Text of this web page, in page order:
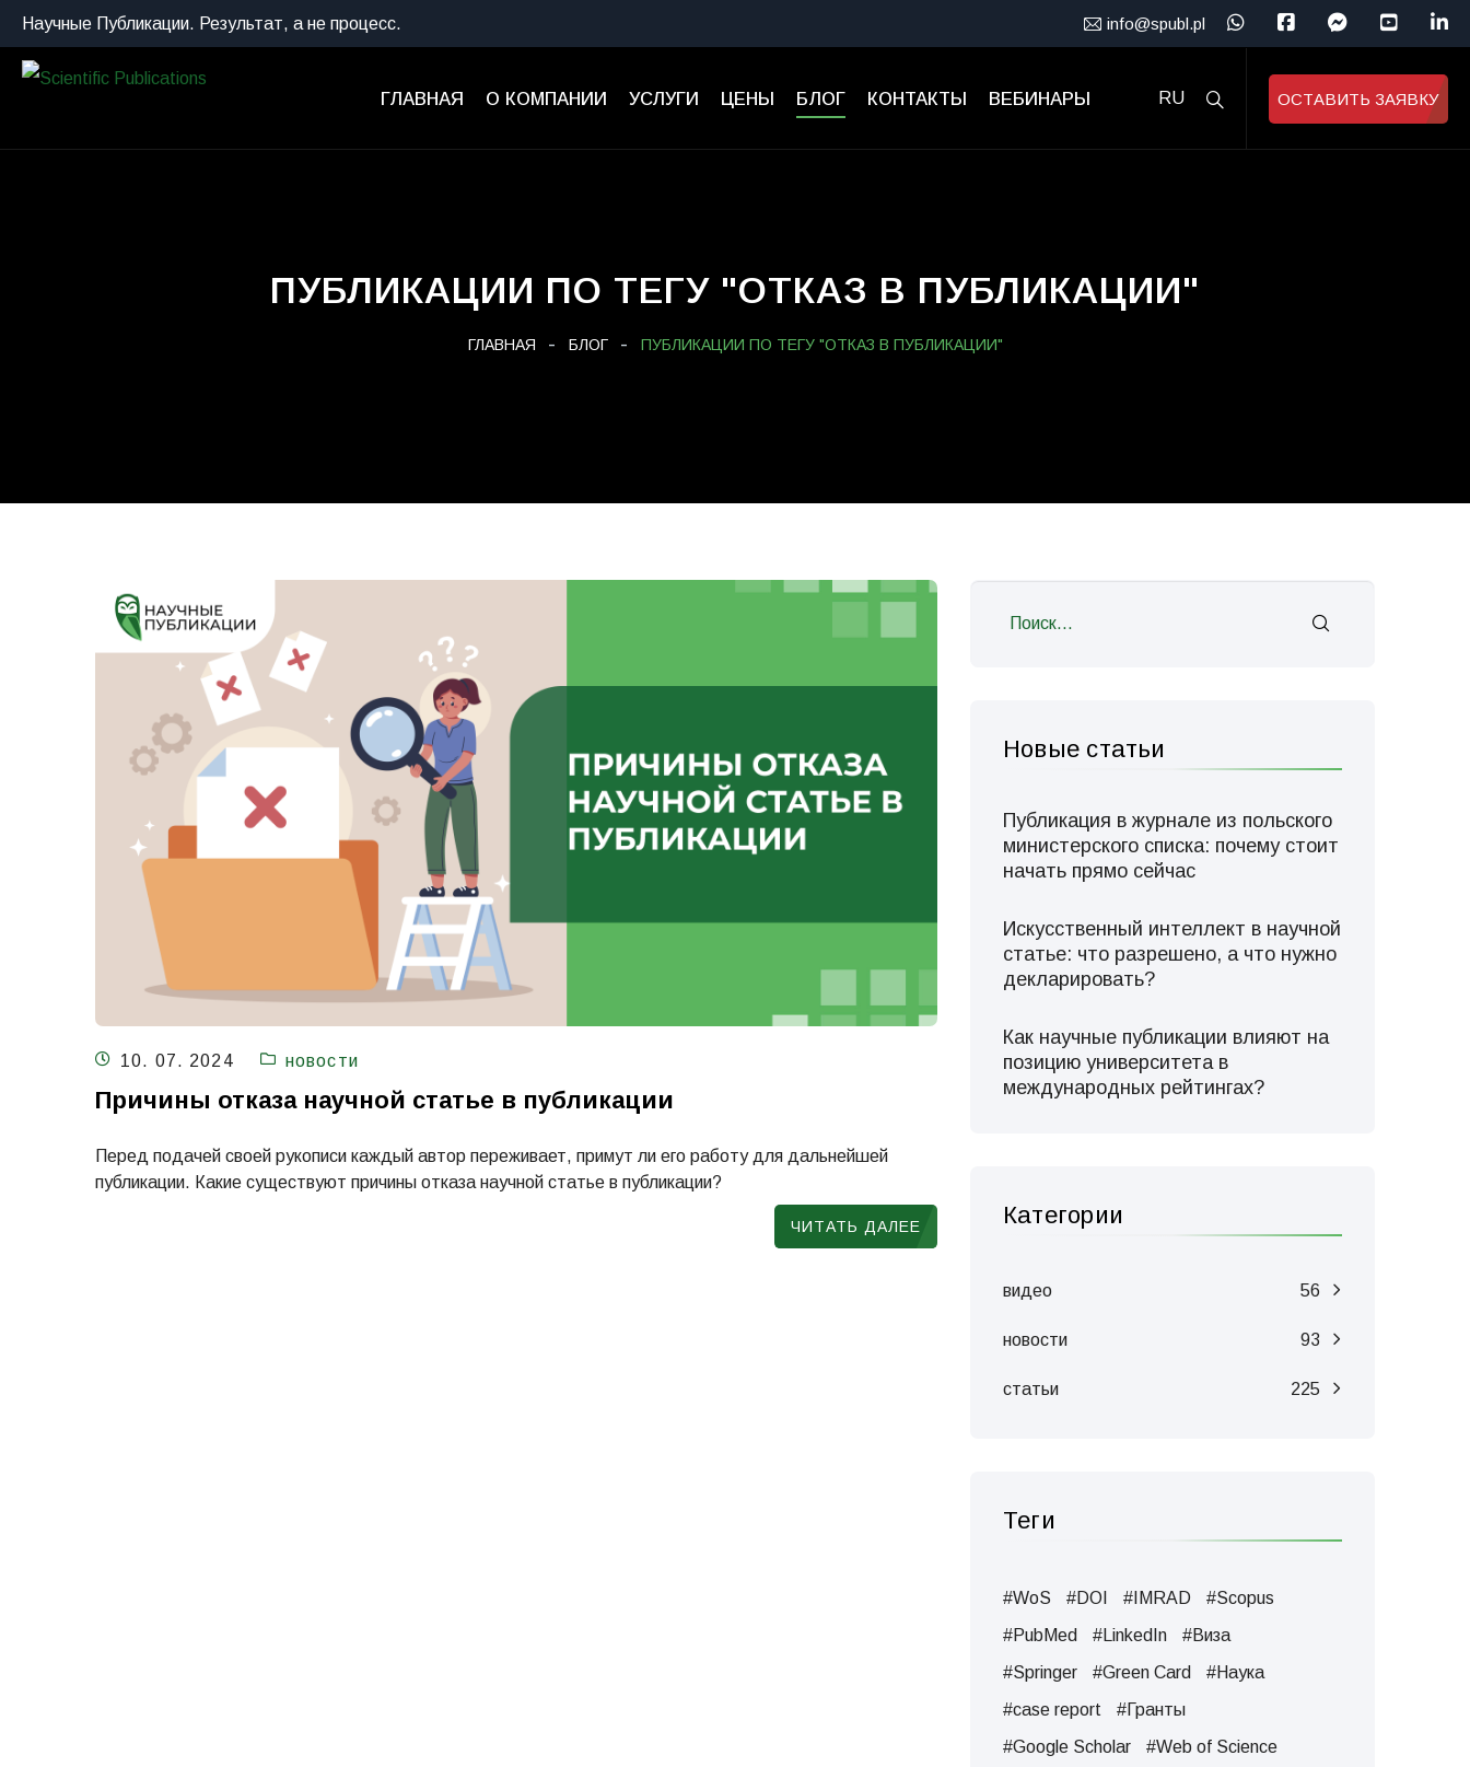
Научные Публикации. Результат, а не процесс. info@spubl.pl
ГЛАВНАЯ О КОМПАНИИ УСЛУГИ ЦЕНЫ БЛОГ КОНТАКТЫ ВЕБИНАРЫ RU ОСТАВИТЬ ЗАЯВКУ
ПУБЛИКАЦИИ ПО ТЕГУ "ОТКАЗ В ПУБЛИКАЦИИ"
ГЛАВНАЯ БЛОГ ПУБЛИКАЦИИ ПО ТЕГУ "ОТКАЗ В ПУБЛИКАЦИИ"
10. 07. 2024 новости
Причины отказа научной статье в публикации
Перед подачей своей рукописи каждый автор переживает, примут ли его работу для дальнейшей
публикации. Какие существуют причины отказа научной статье в публикации?
ЧИТАТЬ ДАЛЕЕ
Новые статьи
Публикация в журнале из польского
министерского списка: почему стоит
начать прямо сейчас
Искусственный интеллект в научной
статье: что разрешено, а что нужно
декларировать?
Как научные публикации влияют на
позицию университета в
международных рейтингах?
Категории
видео 56
новости 93
статьи 225
Теги
#WoS #DOI #IMRAD
#Scopus
#PubMed
#LinkedIn
#Виза
#Springer
#Green Card
#Наука
#case report
#Гранты
#Google Scholar
#Web of Science